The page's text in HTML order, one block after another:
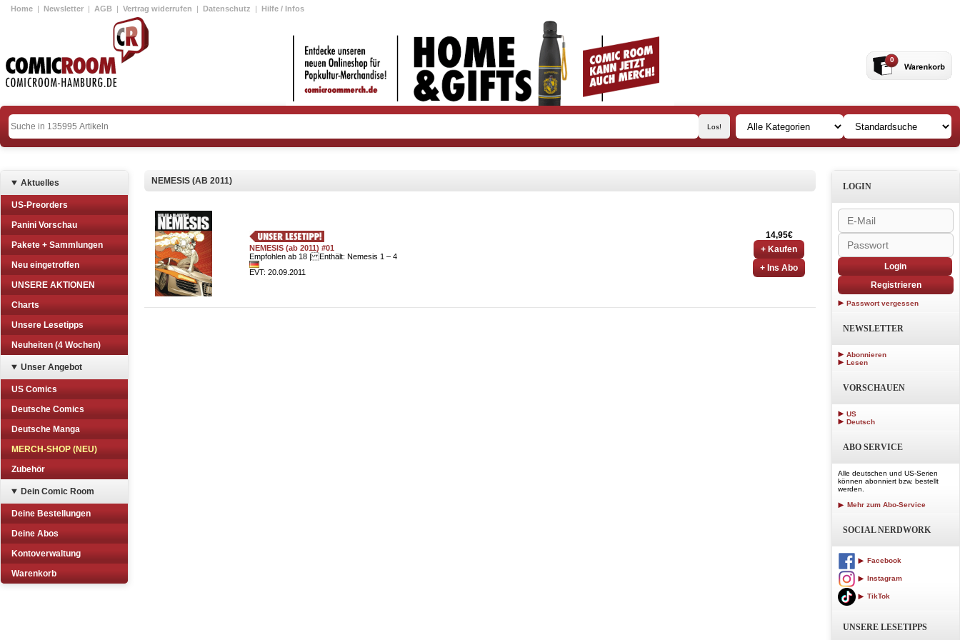
Home | Newsletter | AGB | Vertrag widerrufen | Datenschutz | Hilfe / Infos
0
Aktuelles
US-Preorders
Panini Vorschau
Pakete + Sammlungen
Neu eingetroffen
UNSERE AKTIONEN
Charts
Unsere Lesetipps
Neuheiten (4 Wochen)
Unser Angebot
US Comics
Deutsche Comics
Deutsche Manga
MERCH-SHOP (NEU)
Zubehör
Dein Comic Room
Deine Bestellungen
Deine Abos
Kontoverwaltung
Warenkorb
NEMESIS (AB 2011)
NEMESIS (ab 2011) #01
Empfohlen ab 18 | Enthält: Nemesis 1 – 4
EVT: 20.09.2011
14,95€
+ Kaufen
+ Ins Abo
LOGIN
Login
Registrieren
Passwort vergessen
NEWSLETTER
Abonnieren
Lesen
VORSCHAUEN
US
Deutsch
ABO SERVICE
Alle deutschen und US-Serien
können abonniert bzw. bestellt
werden.
Mehr zum Abo-Service
SOCIAL NERDWORK
Facebook
Instagram
TikTok
UNSERE LESETIPPS